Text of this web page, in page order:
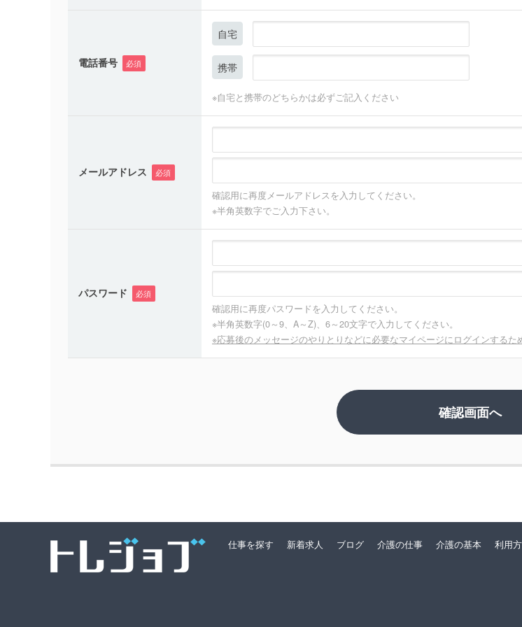
電話番号 必須
自宅
携帯
※自宅と携帯のどちらかは必ずご記入ください
メールアドレス 必須
確認用に再度メールアドレスを入力してください。
※半角英数字でご入力下さい。
パスワード 必須
確認用に再度パスワードを入力してください。
※半角英数字(0～9、A～Z)、6～20文字で入力してください。
※応募後のメッセージのやりとりなどに必要なマイページにログインするた
仕事を探す 新着求人 ブログ 介護の仕事 介護の基本 利用